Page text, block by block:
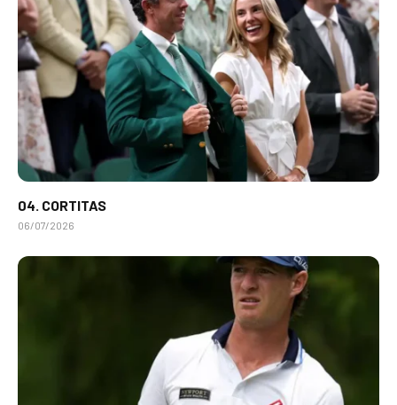
04. CORTITAS
06/07/2026